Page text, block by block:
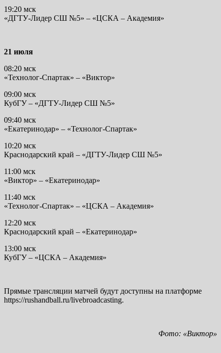
19:20 мск
«ДГТУ-Лидер СШ №5» – «ЦСКА – Академия»
21 июля
08:20 мск
«Технолог-Спартак» – «Виктор»
09:00 мск
КубГУ – «ДГТУ-Лидер СШ №5»
09:40 мск
«Екатеринодар» – «Технолог-Спартак»
10:20 мск
Краснодарский край – «ДГТУ-Лидер СШ №5»
11:00 мск
«Виктор» – «Екатеринодар»
11:40 мск
«Технолог-Спартак» – «ЦСКА – Академия»
12:20 мск
Краснодарский край – «Екатеринодар»
13:00 мск
КубГУ – «ЦСКА – Академия»
Прямые трансляции матчей будут доступны на платформе
https://rushandball.ru/livebroadcasting.
Фото: «Виктор»